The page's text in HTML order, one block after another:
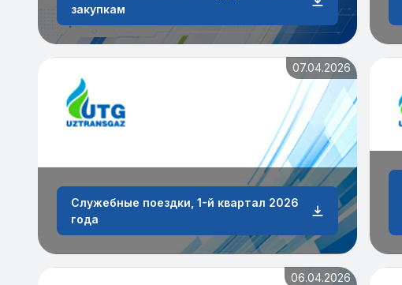
закупкам
07.04.2026
Служебные поездки, 1-й квартал 2026
года
06.04.2026